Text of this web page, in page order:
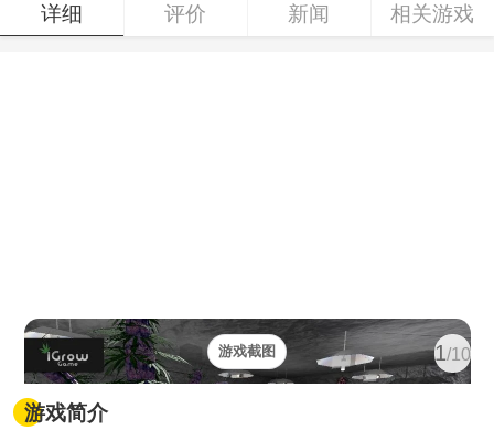
详细 评价 新闻 相关游戏
1/10
游戏截图
游戏简介